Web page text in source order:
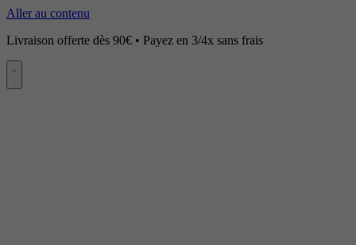
Aller au contenu
Livraison offerte dès 90€ • Payez en 3/4x sans frais